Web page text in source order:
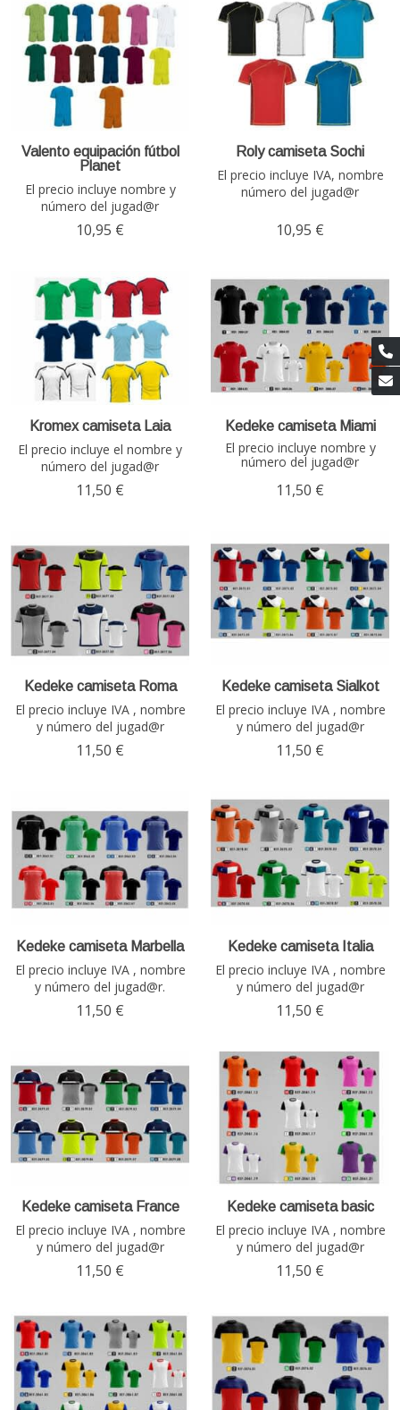
Valento equipación fútbol
Planet
El precio incluye nombre y
número del jugad@r
10,95 €
Roly camiseta Sochi
El precio incluye IVA, nombre
número del jugad@r
10,95 €
Kromex camiseta Laia
El precio incluye el nombre y
número del jugad@r
11,50 €
Kedeke camiseta Miami
El precio incluye nombre y
número del jugad@r
11,50 €
Kedeke camiseta Roma
El precio incluye IVA , nombre
y número del jugad@r
11,50 €
Kedeke camiseta Sialkot
El precio incluye IVA , nombre
y número del jugad@r
11,50 €
Kedeke camiseta Marbella
El precio incluye IVA , nombre
y número del jugad@r.
11,50 €
Kedeke camiseta Italia
El precio incluye IVA , nombre
y número del jugad@r
11,50 €
Kedeke camiseta France
El precio incluye IVA , nombre
y número del jugad@r
11,50 €
Kedeke camiseta basic
El precio incluye IVA , nombre
y número del jugad@r
11,50 €